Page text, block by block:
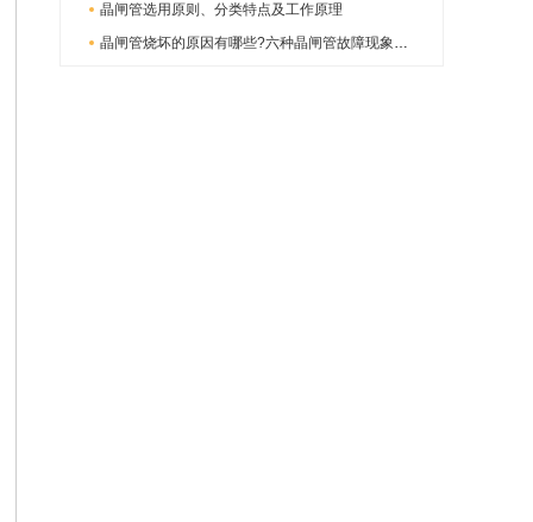
晶闸管选用原则、分类特点及工作原理
晶闸管烧坏的原因有哪些?六种晶闸管故障现象分析